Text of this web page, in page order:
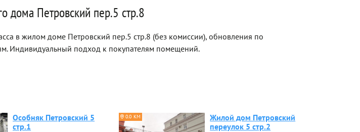
дома Петровский пер.5 стр.8
в жилом доме Петровский пер.5 стр.8 (без комиссии), обновления по
Индивидуальный подход к покупателям помещений.
Особняк Петровский 5
стр.1
0.0 КМ
Жилой дом Петровский
переулок 5 стр.2